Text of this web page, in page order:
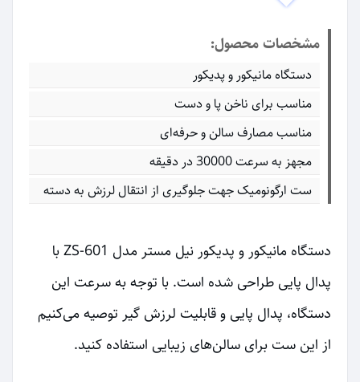
مشخصات محصول:
دستگاه مانیکور و پدیکور
مناسب برای ناخن پا و دست
مناسب مصارف سالن و حرفه‌ای
مجهز به سرعت 30000 در دقیقه‌
ست ارگونومیک جهت جلوگیری از انتقال لرزش به دسته
دستگاه مانیکور و پدیکور نیل مستر مدل ZS-601 با
پدال پایی طراحی شده است. با توجه به سرعت این
دستگاه، پدال پایی و قابلیت لرزش گیر توصیه می‌کنیم
از این ست برای سالن‌های زیبایی استفاده کنید.